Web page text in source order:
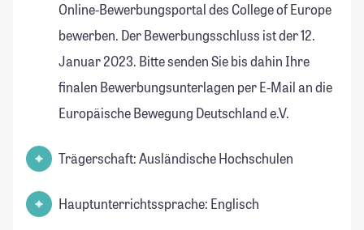
Online-Bewerbungsportal des College of Europe
bewerben. Der Bewerbungsschluss ist der 12.
Januar 2023. Bitte senden Sie bis dahin Ihre
finalen Bewerbungsunterlagen per E-Mail an die
Europäische Bewegung Deutschland e.V.
Trägerschaft: Ausländische Hochschulen
Hauptunterrichtssprache: Englisch